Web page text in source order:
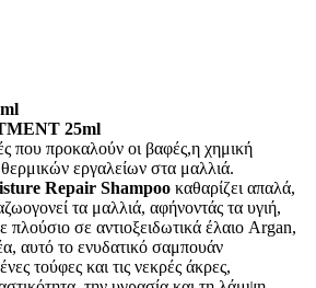
25ml
που προκαλούν οι βαφές,η χημική
εργαλείων στα μαλλιά.
Repair Shampoo καθαρίζει απαλά,
τα μαλλιά, αφήνοντάς τα υγιή,
σε αντιοξειδωτικά έλαιο Argan,
αυτό το ενυδατικό σαμπουάν
τούφες και τις νεκρές άκρες,